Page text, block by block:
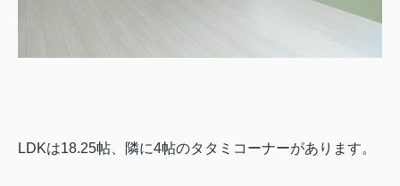
LDKは18.25帖、隣に4帖のタタミコーナーがあります。